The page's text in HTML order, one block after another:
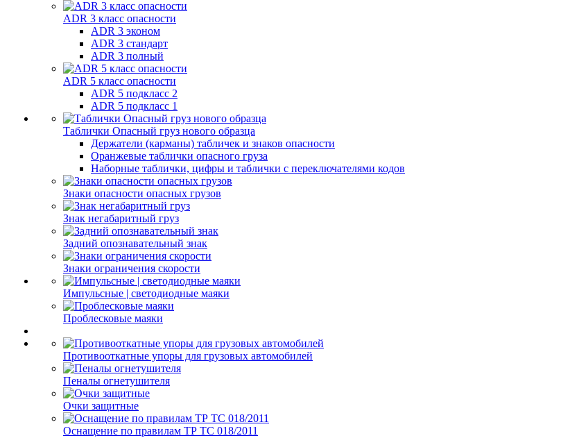
ADR 3 класс опасности
ADR 3 эконом
ADR 3 стандарт
ADR 3 полный
ADR 5 класс опасности
ADR 5 подкласс 2
ADR 5 подкласс 1
Таблички Опасный груз нового образца
Держатели (карманы) табличек и знаков опасности
Оранжевые таблички опасного груза
Наборные таблички, цифры и таблички с переключателями кодов
Знаки опасности опасных грузов
Знак негабаритный груз
Задний опознавательный знак
Знаки ограничения скорости
Импульсные | светодиодные маяки
Проблесковые маяки
Противооткатные упоры для грузовых автомобилей
Пеналы огнетушителя
Очки защитные
Оснащение по правилам ТР ТС 018/2011